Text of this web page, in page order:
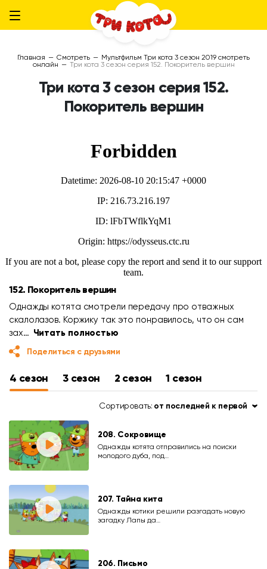
Главная — Смотреть — Мультфильм Три кота 3 сезон 2019 смотреть
онлайн — Три кота 3 сезон серия 152. Покоритель вершин
Три кота 3 сезон серия 152.
Покоритель вершин
152. Покоритель вершин
Однажды котята смотрели передачу про отважных
скалолазов. Коржику так это понравилось, что он сам
зах… Читать полностью
Поделиться с друзьями
4 сезон 3 сезон 2 сезон 1 сезон
Сортировать: от последней к первой
208. Сокровище
Однажды котята отправились на поиски
молодого дуба, под…
207. Тайна кита
Однажды котики решили разгадать новую
загадку Лапы да…
206. Письмо